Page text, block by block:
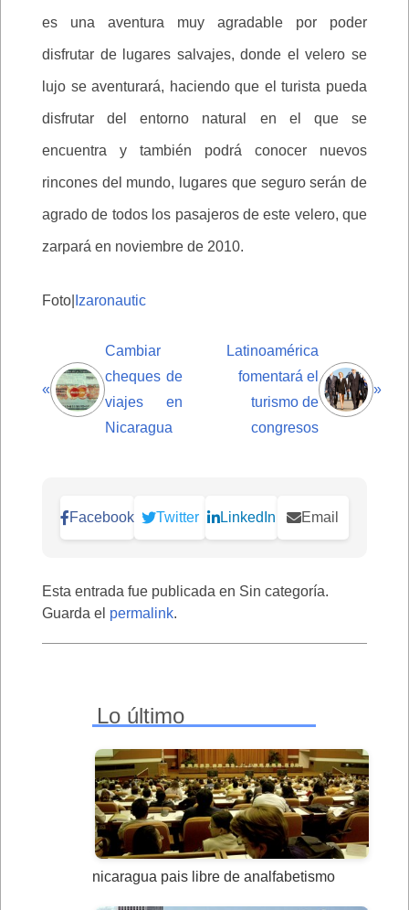
es una aventura muy agradable por poder
disfrutar de lugares salvajes, donde el velero se
lujo se aventurará, haciendo que el turista pueda
disfrutar del entorno natural en el que se
encuentra y también podrá conocer nuevos
rincones del mundo, lugares que seguro serán de
agrado de todos los pasajeros de este velero, que
zarpará en noviembre de 2010.
Foto| Izaronautic
«
Cambiar
cheques de
viajes en
Nicaragua
Latinoamérica
fomentará el
turismo de
congresos
»
Facebook Twitter LinkedIn Email
Esta entrada fue publicada en Sin categoría.
Guarda el permalink.
Lo último
nicaragua pais libre de analfabetismo